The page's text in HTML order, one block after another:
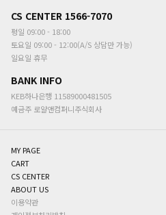
CS CENTER 1566-7070
평일 09:00 - 18:00
토요일 09:00 - 12:00(A/S 상담만 가능)
일요일 휴무
BANK INFO
KEB하나은행 11589000481505
예금주 로얄앤컴퍼니주식회사
MY PAGE
CART
CS CENTER
ABOUT US
이용약관